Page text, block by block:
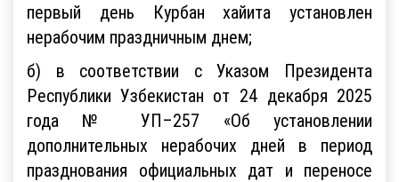
первый день Курбан хайита установлен
нерабочим праздничным днем;
б) в соответствии с Указом Президента
Республики Узбекистан от 24 декабря 2025
года № УП–257 «Об установлении
дополнительных нерабочих дней в период
празднования официальных дат и переносе